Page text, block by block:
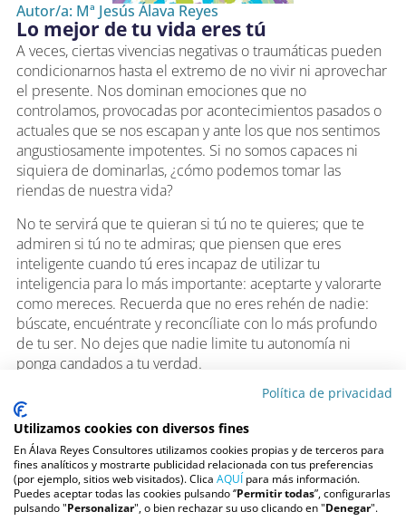
Autor/a: Mª Jesús Álava Reyes
Lo mejor de tu vida eres tú
A veces, ciertas vivencias negativas o traumáticas pueden
condicionarnos hasta el extremo de no vivir ni aprovechar
el presente. Nos dominan emociones que no
controlamos, provocadas por acontecimientos pasados o
actuales que se nos escapan y ante los que nos sentimos
angustiosamente impotentes. Si no somos capaces ni
siquiera de dominarlas, ¿cómo podemos tomar las
riendas de nuestra vida?
No te servirá que te quieran si tú no te quieres; que te
admiren si tú no te admiras; que piensen que eres
inteligente cuando tú eres incapaz de utilizar tu
inteligencia para lo más importante: aceptarte y valorarte
como mereces. Recuerda que no eres rehén de nadie:
búscate, encuéntrate y reconcíliate con lo más profundo
de tu ser. No dejes que nadie limite tu autonomía ni
ponga candados a tu verdad.
Con casi cuarenta años de experiencia en psicología,
María Jesús Álava, autora de libros de gran éxito como
inutilidad del sufrimiento–con más de 500.000 ejemplares
vendidos–, te recuerda que LO MEJOR DE TU VIDA ERES
TÚ. Creer en ti hoy y siempre será tu principal objetivo.
¡No te engañes! Solo alcanzarás tus metas si confías
Política de privacidad
Utilizamos cookies con diversos fines
En Álava Reyes Consultores utilizamos cookies propias y de terceros para
fines analíticos y mostrarte publicidad relacionada con tus preferencias
(por ejemplo, sitios web visitados). Clica AQUÍ para más información.
Puedes aceptar todas las cookies pulsando ‘’Permitir todas”, configurarlas
pulsando "Personalizar", o bien rechazar su uso clicando en "Denegar".